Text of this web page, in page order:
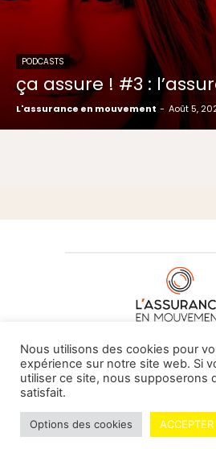
PODCASTS
ça assure ! #3 :
L'assurance en mouvement - Août 5,
À PROPOS DE NOUS
© L'assurance en mouvement -By
Mentions légales
Nous utilisons des cookies pour
expérience sur notre site web. Si
utiliser ce site, nous supposerons
satisfait.
Options des cookies ACCEPTER